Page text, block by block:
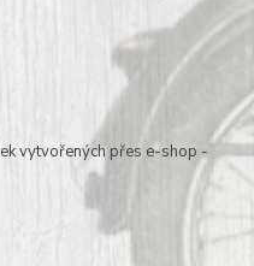
vytvořených přes e-shop -